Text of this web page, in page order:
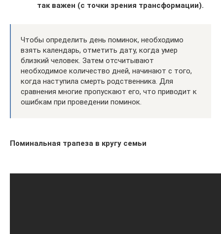
так важен (с точки зрения трансформации).
Чтобы определить день поминок, необходимо
взять календарь, отметить дату, когда умер
близкий человек. Затем отсчитывают
необходимое количество дней, начинают с того,
когда наступила смерть родственника. Для
сравнения многие пропускают его, что приводит к
ошибкам при проведении поминок.
Поминальная трапеза в кругу семьи